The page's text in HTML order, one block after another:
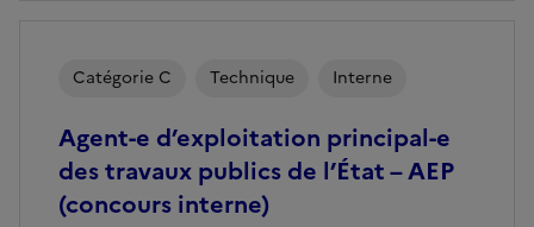
Agent-e d’exploitation principal-e
des travaux publics de l’État – AEP
(concours interne)
Catégorie C Technique Interne